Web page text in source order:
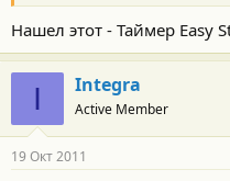
Нашел этот - Таймер Easy
I Integra
Active Member
19 Окт 2011